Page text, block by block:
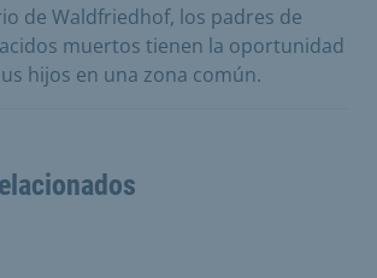
de Waldfriedhof, los padres de
muertos tienen la oportunidad
hijos en una zona común.